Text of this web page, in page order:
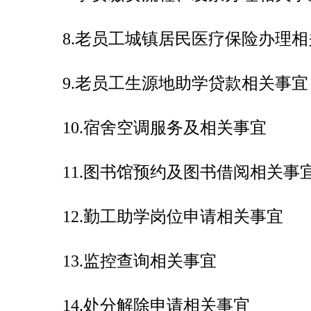
8.老员工城镇居民医疗保险办理
9.老员工生源地助学贷款相关事宜
10.宿舍空调服务及相关事宜
11.图书馆预约及图书借阅相关事
12.勤工助学岗位申请相关事宜
13.监控查询相关事宜
14.处分解除申请相关事宜